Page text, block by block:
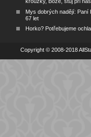
kroužky, Bože, stůj při nás
Mys dobrých nadějí: Paní
67 let
Horko? Potřebujeme
Copyright © 2008-2018